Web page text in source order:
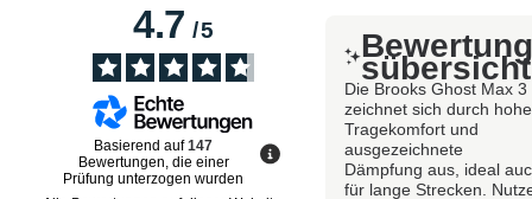
4.7/5
Basierend auf147
Bewertungen, die einer
Prüfung unterzogen wurden
sübersicht
Die Brooks Ghost Max 3
zeichnet sich durch
Tragekomfort und
ausgezeichnete
Dämpfung aus, ideal
für lange Strecken.